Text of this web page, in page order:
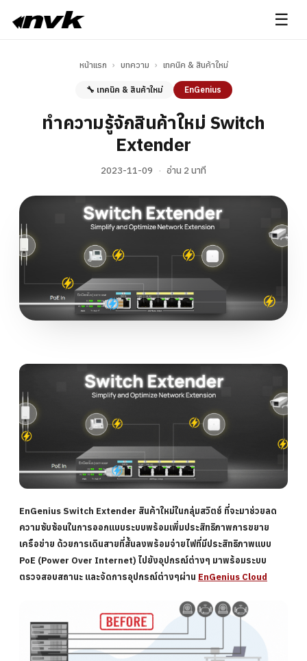
☰
หน้าแรก › บทความ › เทคนิค & สินค้าใหม่
🔧 เทคนิค & สินค้าใหม่ EnGenius
ทำความรู้จักสินค้าใหม่ Switch
Extender
2023-11-09 · อ่าน 2 นาที
EnGenius Switch Extender สินค้าใหม่ในกลุ่มสวิตช์ ที่จะมาช่วยลด
ความซับซ้อนในการออกแบบระบบพร้อมเพิ่มประสิทธิภาพการขยาย
เครือข่าย ด้วยการเดินสายที่สั้นลงพร้อมจ่ายไฟที่มีประสิทธิภาพแบบ
PoE (Power Over Internet) ไปยังอุปกรณ์ต่างๆ มาพร้อมระบบ
ตรวจสอบสถานะ และจัดการอุปกรณ์ต่างๆผ่าน EnGenius Cloud